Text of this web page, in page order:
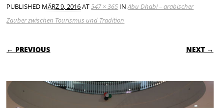
PUBLISHED MÄRZ 9, 2016AT547 × 365 INAbu Dhabi – arabischer
Zauber zwischen Tourismus und Tradition
← PREVIOUS NEXT →